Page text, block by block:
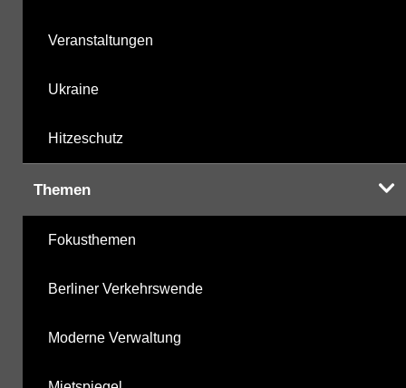
Veranstaltungen
Ukraine
Hitzeschutz
Themen
Fokusthemen
Berliner Verkehrswende
Moderne Verwaltung